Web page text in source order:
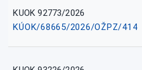
KUOK 92773/2026
KÚOK/68665/2026/OŽPZ/414